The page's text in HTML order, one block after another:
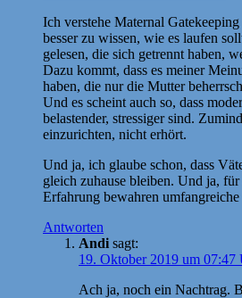
Ich verstehe Maternal
besser zu wissen, wie es laufen
gelesen, die sich getrennt haben,
Dazu kommt, dass es meiner
haben, die nur die Mutter
Und es scheint auch so, dass
belastender, stressiger sind.
einzurichten, nicht erhört.
Und ja, ich glaube schon, dass
gleich zuhause bleiben. Und ja,
Erfahrung bewahren
Antworten
Andi sagt:
19. Oktober 2019 um 07:47
Ach ja, noch ein Nachtrag.